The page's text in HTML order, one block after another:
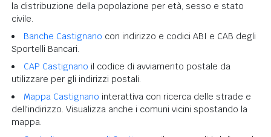
la distribuzione della popolazione per età, sesso e stato
civile.
Banche Castignano con indirizzo e codici ABI e CAB degli
Sportelli Bancari.
CAP Castignano il codice di avviamento postale da
utilizzare per gli indirizzi postali.
Mappa Castignano interattiva con ricerca delle strade e
dell'indirizzo. Visualizza anche i comuni vicini spostando la
mappa.